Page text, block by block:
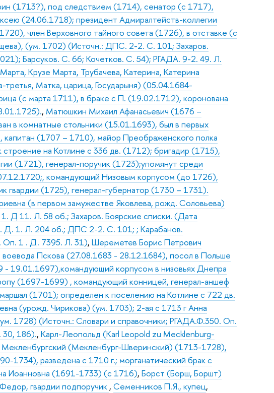
(1713?), под следствием (1714), сенатор (с 1717),
(24.06.1718); президент Адмиралтейств-коллегии
член Верховного тайного совета (1726), в отставке (с
(ум. 1702) (Источн.: ДПС. 2-2. С. 101; Захаров.
Барсуков. С. 66; Кочетков. С. 54); РГАДА. 9-2. 49. Л.
Крузе Марта, Трубачева, Катерина, Катерина
третья, Матка, царица, Государыня) (05.04.1684-
(с марта 1711), в браке с П. (19.02.1712), коронована
, Матюшкин Михаил Афанасьевич (1676 –
в комнатные стольники (15.01.1693), был в первых
капитан (1707 – 1710), майор Преображенского полка
на Котлине с 336 дв. (1712); бригадир (1715),
(1721), генерал-поручик (1723);упомянут среди
командующий Низовым корпусом (до 1726),
гвардии (1725), генерал-губернатор (1730 – 1731).
(в первом замужестве Яковлева, рожд. Соловьева)
Д 11. Л. 58 об.; Захаров. Боярские списки. (Дата
1. Л. 204 об.; ДПС 2-2. С. 101; ; Карабанов.
Оп. 1 . Д. 7395. Л. 31),Шереметев Борис Петрович
Пскова (27.08.1683 - 28.12.1684), посол в Польше
19.01.1697),командующий корпусом в низовьях Днепра
(1697-1699) , командующий конницей, генерал-аншеф
(1701); определен к поселению на Котлине с 722 дв.
(урожд. Чирикова) (ум. 1703); 2-ая с 1713 г Анна
1728) (Источн.: Словари и справочники; РГАДА.Ф.350. Оп.
30, 186).,Карл-Леопольд (Karl Leopold zu Mecklenburg-
(Мекленбург-Шверинский) (1713-1728),
разведена с 1710 г.; морганатический брак с
Иоанновна (1691-1733) (с 1716),Борст (Борш, Боршт)
гвардии подпоручик ,Семенников П.Я., купец,